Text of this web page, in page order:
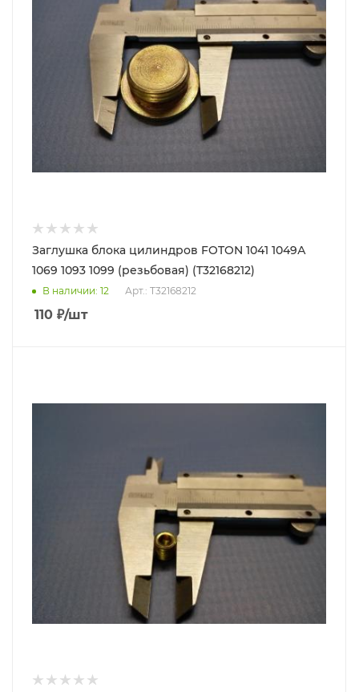
Заглушка блока цилиндров FOTON 1041 1049А
1069 1093 1099 (резьбовая) (T32168212)
В наличии: 12 Арт.: T32168212
110 ₽/шт